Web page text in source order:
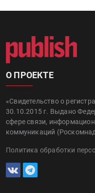
О ПРОЕКТЕ
«Свидетельство о
30.10.2015 г. Выдано
сфере связи,
коммуникаций
Политика обработки